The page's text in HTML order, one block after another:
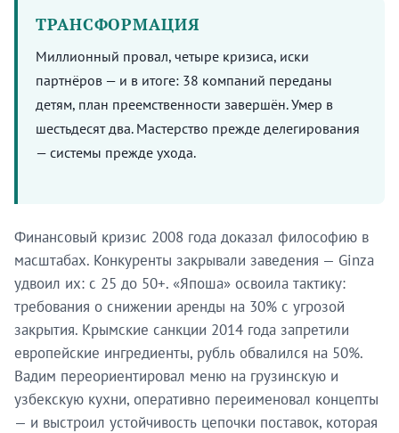
ТРАНСФОРМАЦИЯ
Миллионный провал, четыре кризиса, иски
партнёров — и в итоге: 38 компаний переданы
детям, план преемственности завершён. Умер в
шестьдесят два. Мастерство прежде делегирования
— системы прежде ухода.
Финансовый кризис 2008 года доказал философию в
масштабах. Конкуренты закрывали заведения — Ginza
удвоил их: с 25 до 50+. «Япоша» освоила тактику:
требования о снижении аренды на 30% с угрозой
закрытия. Крымские санкции 2014 года запретили
европейские ингредиенты, рубль обвалился на 50%.
Вадим переориентировал меню на грузинскую и
узбекскую кухни, оперативно переименовал концепты
— и выстроил устойчивость цепочки поставок, которая